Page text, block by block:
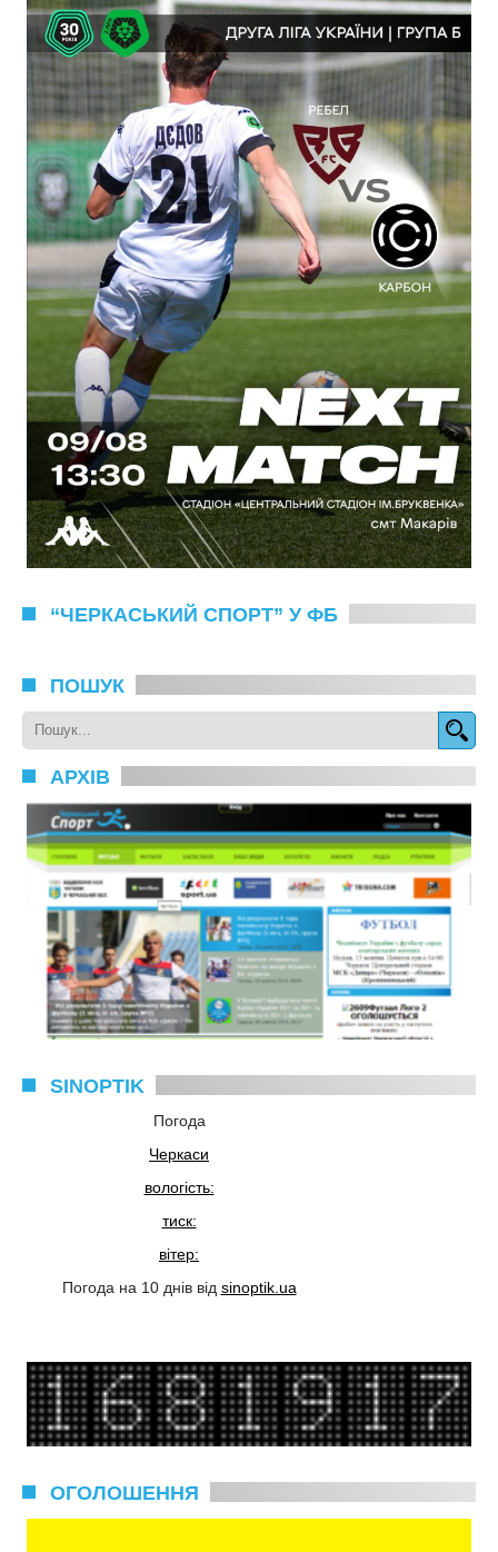
“ЧЕРКАСЬКИЙ СПОРТ” У ФБ
ПОШУК
АРХІВ
SINOPTIK
Погода
Черкаси
вологість:
тиск:
вітер:
Погода на 10 днів від sinoptik.ua
ОГОЛОШЕННЯ